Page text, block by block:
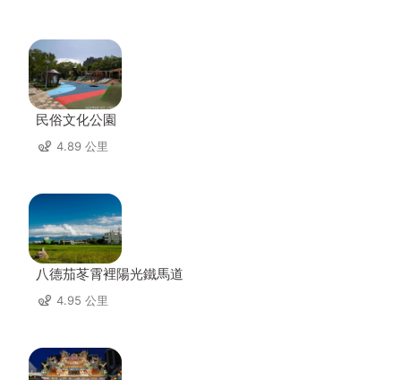
民俗文化公園
4.89 公里
八德茄苳霄裡陽光鐵馬道
4.95 公里